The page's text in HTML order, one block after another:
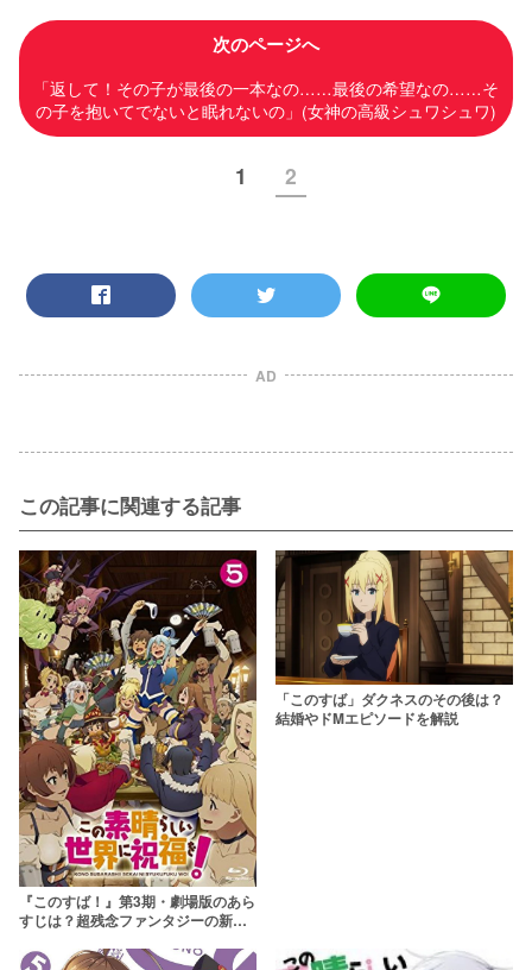
次のページへ
「返して！その子が最後の一本なの……最後の希望なの……そ
の子を抱いてでないと眠れないの」(女神の高級シュワシュワ)
1 2
AD
この記事に関連する記事
『このすば！』第3期・劇場版のあら
すじは？超残念ファンタジーの新作
「このすば」ダクネスのその後は？
結婚やドMエピソードを解説